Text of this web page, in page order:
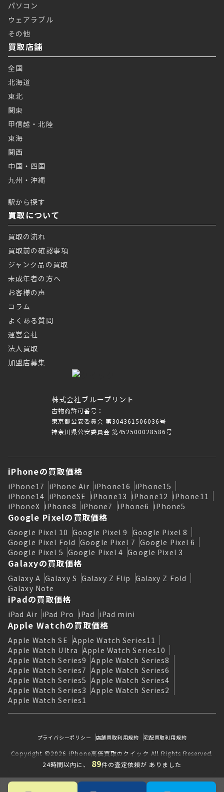
24時間以内に、 89件の査定依頼が ありました
株式会社ブループリント
古物商許可番号：
東京都公安委員会 第304361506036号
神奈川県公安委員会 第452500028586号
パソコン
ウェアラブル
その他
買取店舗
全国
北海道
東北
関東
甲信越・北陸
東海
関西
中国・四国
九州・沖縄
駅から探す
買取について
買取の流れ
買取前の確認事項
ジャンク品の買取
未成年者の方へ
お客様の声
コラム
よくある質問
運営会社
法人買取
加盟店募集
iPhoneの買取価格
iPhone17 iPhone Air iPhone16 iPhone15
iPhone14 iPhoneSE iPhone13 iPhone12 iPhone11
iPhoneX iPhone8 iPhone7 iPhone6 iPhone5
Google Pixelの買取価格
Google Pixel 10 Google Pixel 9 Google Pixel 8
Google Pixel Fold Google Pixel 7 Google Pixel 6
Google Pixel 5 Google Pixel 4 Google Pixel 3
Galaxyの買取価格
Galaxy A Galaxy S Galaxy Z Flip Galaxy Z Fold
Galaxy Note
iPadの買取価格
iPad Air iPad Pro iPad iPad mini
Apple Watchの買取価格
Apple Watch SE Apple Watch Series11
Apple Watch Ultra Apple Watch Series10
Apple Watch Series9 Apple Watch Series8
Apple Watch Series7 Apple Watch Series6
Apple Watch Series5 Apple Watch Series4
Apple Watch Series3 Apple Watch Series2
Apple Watch Series1
プライバシーポリシー 店舗買取利用規約 宅配買取利用規約
Copyright ©2026 iPhone高価買取のクイック All Rights Reserved.